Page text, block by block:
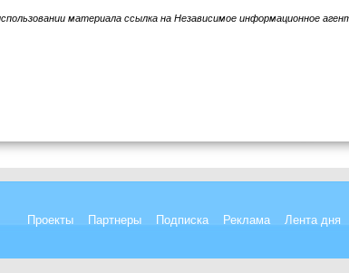
материала ссылка на Независимое информационное
Проекты Партнеры Подписка Реклама Лента дня